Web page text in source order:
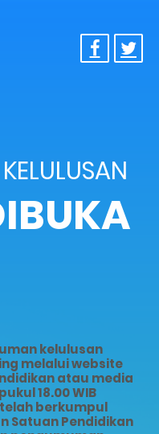
kelulusan
melalui website
atau media
18.00 WIB
berkumpul
Satuan Pendidikan